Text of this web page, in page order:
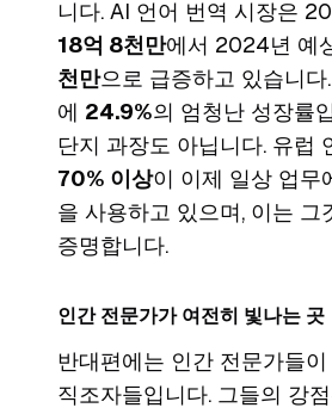
니다. AI 언어 번역 시장은
18억 8천만에서 2024년 예
천만으로 급증하고 있습니다
에 24.9%의 엄청난 성장률
단지 과장도 아닙니다. 유럽
70% 이상이 이제 일상 업무
을 사용하고 있으며, 이는 그
증명합니다.
인간 전문가가 여전히 빛나는 곳
반대편에는 인간 전문가들이
직조자들입니다. 그들의 강